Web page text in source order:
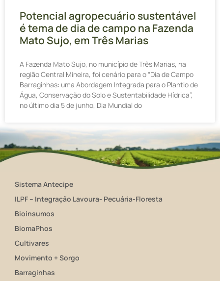
Potencial agropecuário sustentável
é tema de dia de campo na Fazenda
Mato Sujo, em Três Marias
A Fazenda Mato Sujo, no município de Três Marias, na
região Central Mineira, foi cenário para o “Dia de Campo
Barraginhas: uma Abordagem Integrada para o Plantio de
Água, Conservação do Solo e Sustentabilidade Hídrica”,
no último dia 5 de junho, Dia Mundial do
Sistema Antecipe
ILPF – Integração Lavoura- Pecuária-Floresta
Bioinsumos
BiomaPhos
Cultivares
Movimento + Sorgo
Barraginhas